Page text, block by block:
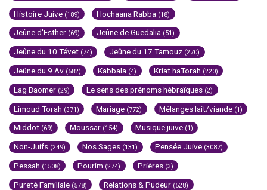
Histoire Juive (189) Hochaana Rabba (18)
Jeûne d'Esther (69) Jeûne de Guedalia (51)
Jeûne du 10 Tévet (74) Jeûne du 17 Tamouz (270)
Jeûne du 9 Av (582) Kabbala (4) Kriat haTorah (220)
Lag Baomer (29) Le sens des prénoms hébraïques (2)
Limoud Torah (371) Mariage (772) Mélanges lait/viande (1)
Middot (69) Moussar (154) Musique juive (1)
Non-Juifs (249) Nos Sages (131) Pensée Juive (3087)
Pessah (1508) Pourim (274) Prières (3)
Pureté Familiale (578) Relations & Pudeur (528)